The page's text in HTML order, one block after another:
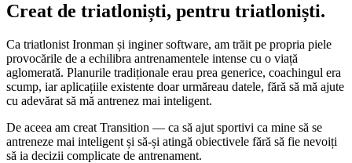
Creat de triatloniști, pentru triatloniști.
Ca triatlonist Ironman și inginer software, am trăit pe propria piele
provocările de a echilibra antrenamentele intense cu o viață
aglomerată. Planurile tradiționale erau prea generice, coachingul era
scump, iar aplicațiile existente doar urmăreau datele, fără să mă ajute
cu adevărat să mă antrenez mai inteligent.
De aceea am creat Transition — ca să ajut sportivi ca mine să se
antreneze mai inteligent și să-și atingă obiectivele fără să fie nevoiți
să ia decizii complicate de antrenament.